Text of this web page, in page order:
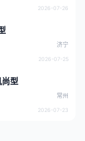
2026-07-26
济宁
2026-07-25
型
常州
2026-07-23